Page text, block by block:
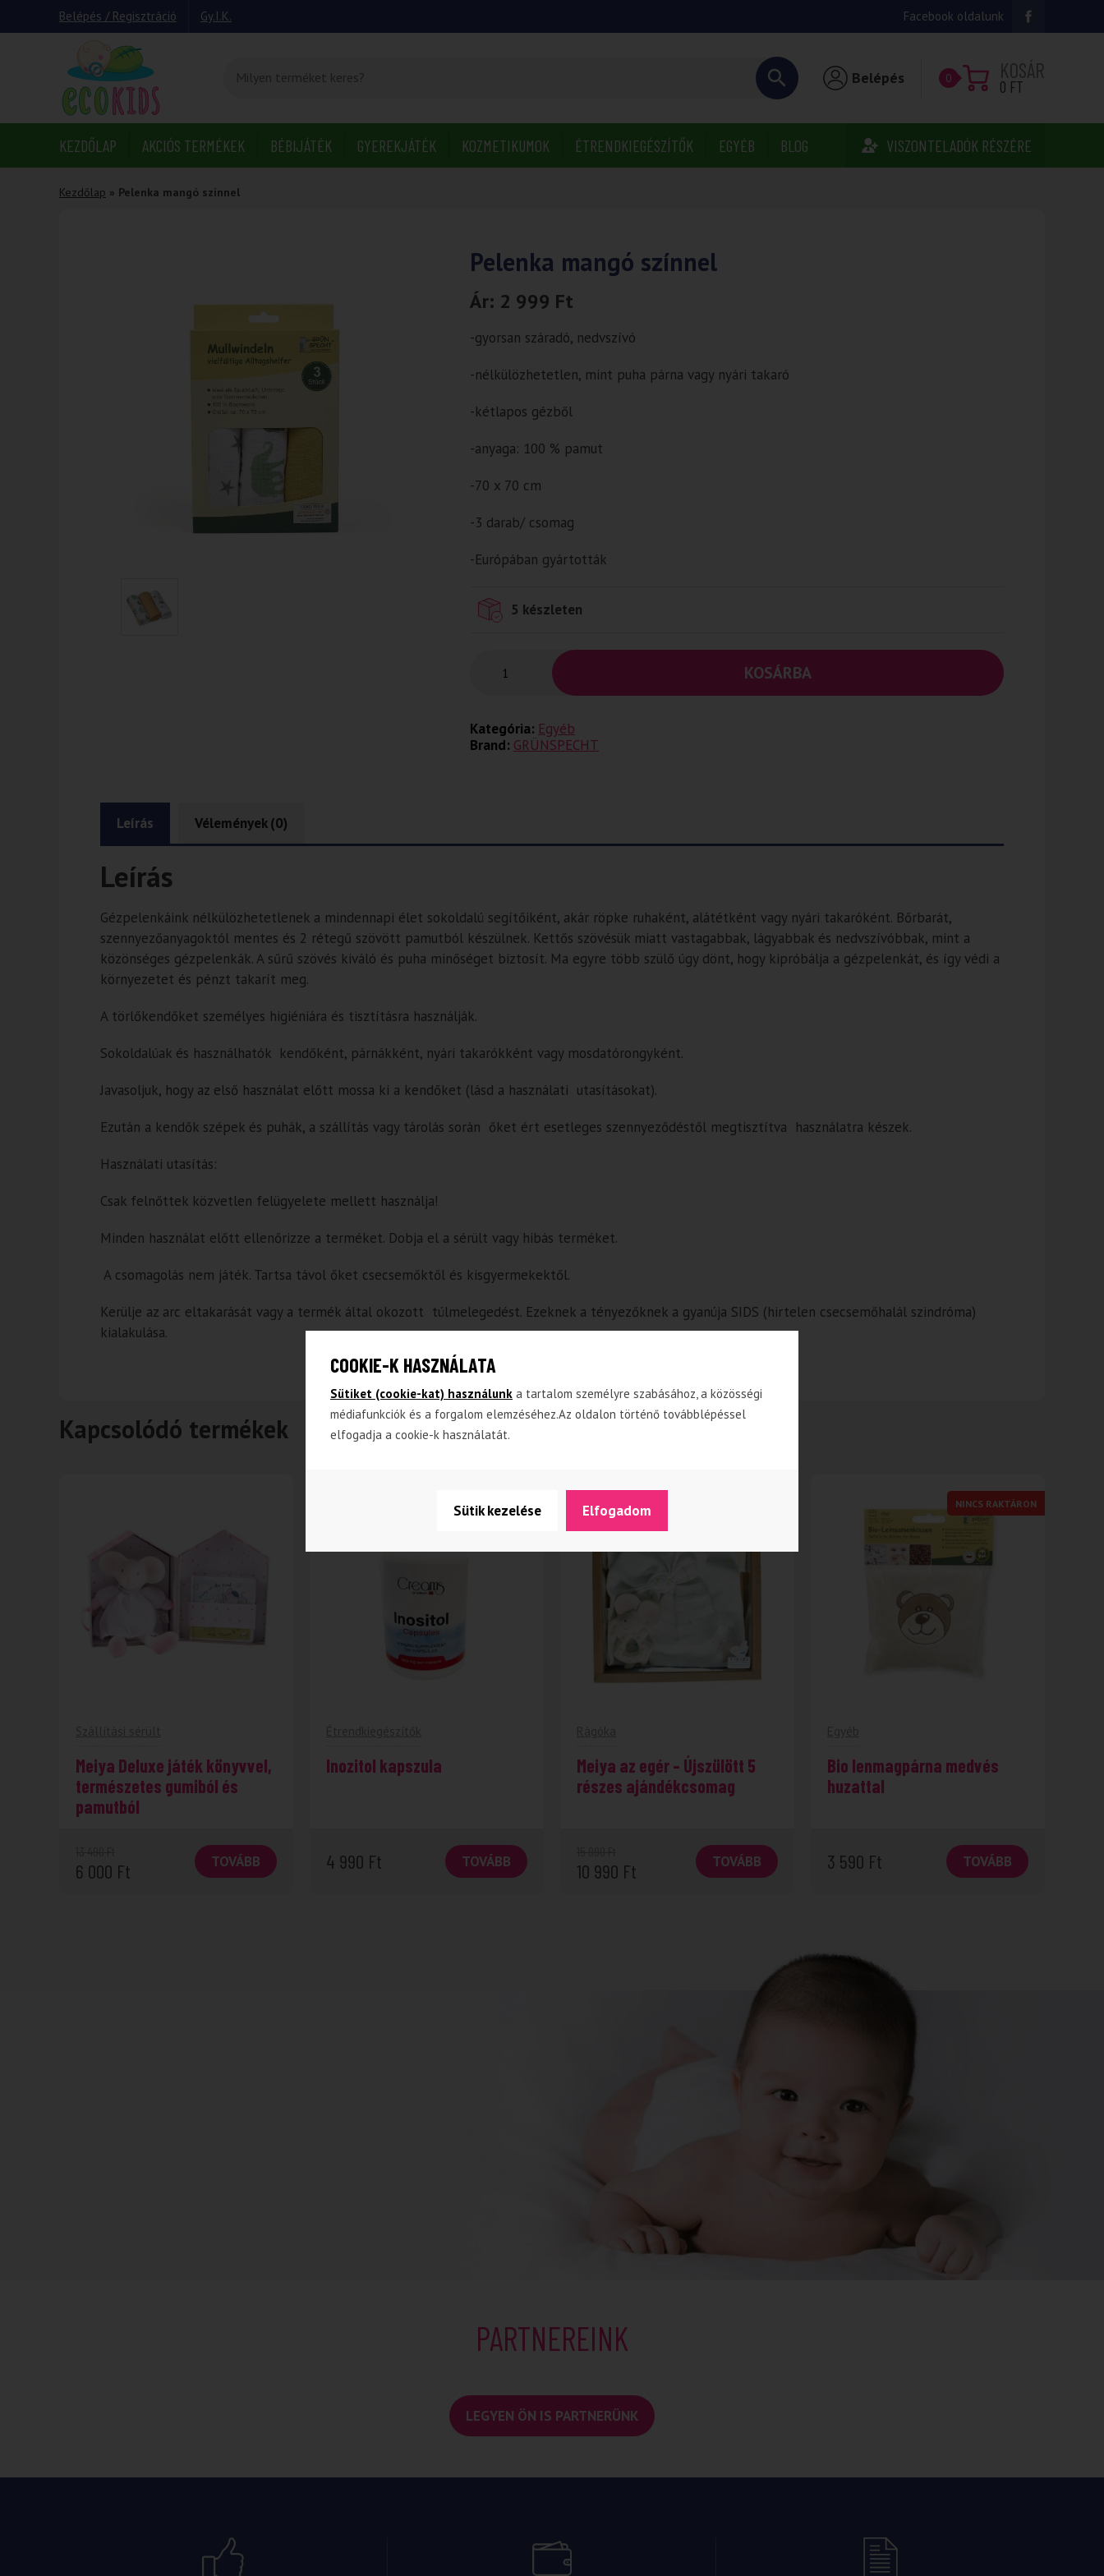
Belépés / Regisztráció Gy.I.K. Facebook oldalunk
0 KOSÁR
0 FT
Belépés
KEZDŐLAP AKCIÓS TERMÉKEK BÉBIJÁTÉK GYEREKJÁTÉK KOZMETIKUMOK ÉTRENDKIEGÉSZÍTŐK EGYÉB BLOG VISZONTELADÓK RÉSZÉRE
Kezdőlap » Pelenka mangó színnel
Pelenka mangó színnel
Ár: 2 999 Ft
-gyorsan száradó, nedvszívó
-nélkülözhetetlen, mint puha párna vagy nyári takaró
-kétlapos gézből
-anyaga: 100 % pamut
-70 x 70 cm
-3 darab/ csomag
-Európában gyártották
5 készleten
KOSÁRBA
Kategória: Egyéb
Brand: GRÜNSPECHT
Leírás Vélemények (0)
Leírás
Gézpelenkáink nélkülözhetetlenek a mindennapi élet sokoldalú segítőiként, akár röpke ruhaként, alátétként vagy nyári takaróként. Bőrbarát,
szennyezőanyagoktól mentes és 2 rétegű szövött pamutból készülnek. Kettős szövésük miatt vastagabbak, lágyabbak és nedvszívóbbak, mint a
közönséges gézpelenkák. A sűrű szövés kiváló és puha minőséget biztosít. Ma egyre több szülő úgy dönt, hogy kipróbálja a gézpelenkát, és így védi a
környezetet és pénzt takarít meg.
A törlőkendőket személyes higiéniára és tisztításra használják.
Sokoldalúak és használhatók kendőként, párnákként, nyári takarókként vagy mosdatórongyként.
Javasoljuk, hogy az első használat előtt mossa ki a kendőket (lásd a használati utasításokat).
Ezután a kendők szépek és puhák, a szállítás vagy tárolás során őket ért esetleges szennyeződéstől megtisztítva használatra készek.
Használati utasítás:
Csak felnőttek közvetlen felügyelete mellett használja!
Minden használat előtt ellenőrizze a terméket. Dobja el a sérült vagy hibás terméket.
A csomagolás nem játék. Tartsa távol őket csecsemőktől és kisgyermekektől.
Kerülje az arc eltakarását vagy a termék által okozott túlmelegedést. Ezeknek a tényezőknek a gyanúja SIDS (hirtelen csecsemőhalál szindróma)
kialakulása.
Kapcsolódó termékek
Meiya Deluxe játék könyvvel,
természetes gumiból és
pamutból
6 000 Ft TOVÁBB
Inozitol kapszula
4 990 Ft TOVÁBB
Meiya az egér – Újszülött 5
részes ajándékcsomag
10 990 Ft TOVÁBB
NINCS RAKTÁRON
Bio lenmagpárna medvés
huzattal
3 590 Ft TOVÁBB
PARTNEREINK
LEGYEN ÖN IS PARTNERÜNK
COOKIE-K HASZNÁLATA
Sütiket (cookie-kat) használunk a tartalom személyre szabásához, a közösségi
médiafunkciók és a forgalom elemzéséhez.Az oldalon történő továbblépéssel
elfogadja a cookie-k használatát.
Sütik kezelése Elfogadom